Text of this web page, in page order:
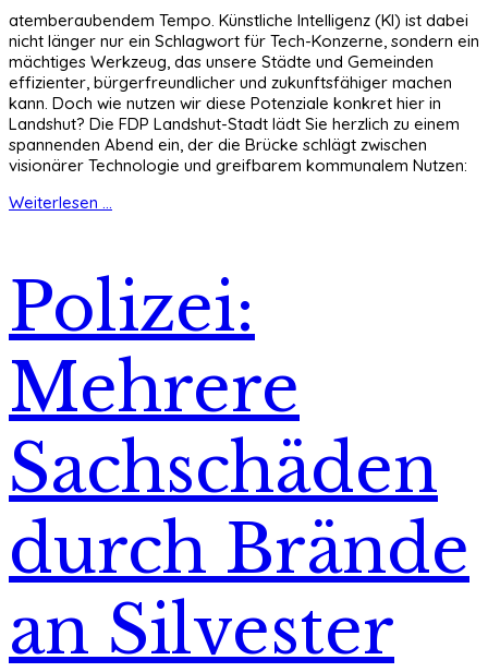
atemberaubendem Tempo. Künstliche Intelligenz (KI) ist dabei
nicht länger nur ein Schlagwort für Tech-Konzerne, sondern ein
mächtiges Werkzeug, das unsere Städte und Gemeinden
effizienter, bürgerfreundlicher und zukunftsfähiger machen
kann. Doch wie nutzen wir diese Potenziale konkret hier in
Landshut? Die FDP Landshut-Stadt lädt Sie herzlich zu einem
spannenden Abend ein, der die Brücke schlägt zwischen
visionärer Technologie und greifbarem kommunalem Nutzen:
Weiterlesen ...
Polizei:
Mehrere
Sachschäden
durch Brände
an Silvester